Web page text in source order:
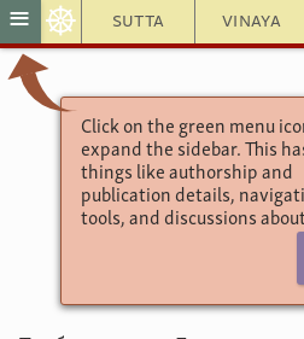
Sutta Vinaya
≡ ☸
Click on the green menu
expand the sidebar. This
things like authorship and
publication details,
tools, and discussions
Асаваккхая
102.